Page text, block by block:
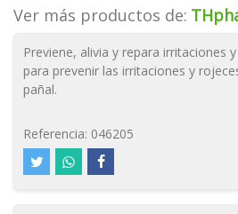
Ver más productos de:
Previene, alivia y repara irritaciones
para prevenir las irritaciones y
pañal.
Referencia: 046205